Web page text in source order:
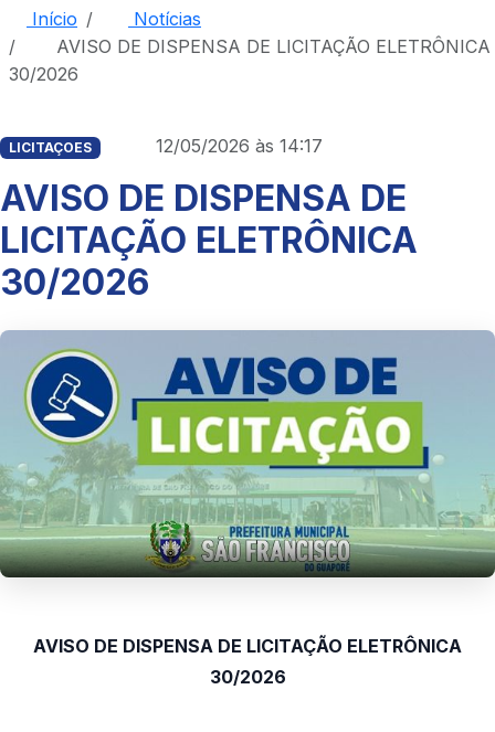
Início
Notícias
AVISO DE DISPENSA DE LICITAÇÃO ELETRÔNICA
30/2026
LICITAÇOES 12/05/2026 às 14:17
AVISO DE DISPENSA DE
LICITAÇÃO ELETRÔNICA
30/2026
AVISO DE DISPENSA DE LICITAÇÃO ELETRÔNICA
30/2026